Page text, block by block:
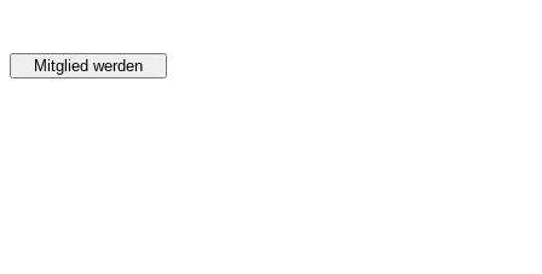
dieses
Feld
lasse
dieses